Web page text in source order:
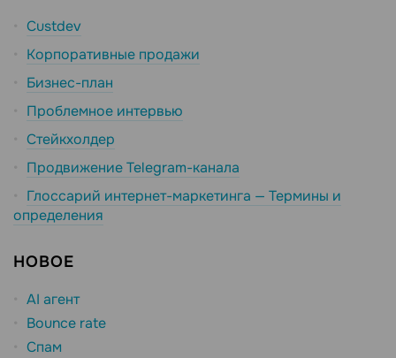
Custdev
Корпоративные продажи
Бизнес-план
Проблемное интервью
Стейкхолдер
Продвижение Telegram-канала
Глоссарий интернет-маркетинга — Термины и
определения
НОВОЕ
AI агент
Bounce rate
Спам